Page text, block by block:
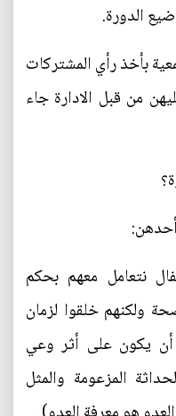
الدورة.
بأخذ رأي المشتركات
من قبل الادارة جاء
نتعامل معهم بحكم
ولكنهم خلقوا لزمان
أن يكون على أثر وعي
المزعومة والمثل